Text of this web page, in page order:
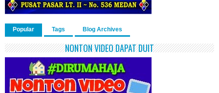
Popular Tags Blog Archives
NONTON VIDEO DAPAT DUIT